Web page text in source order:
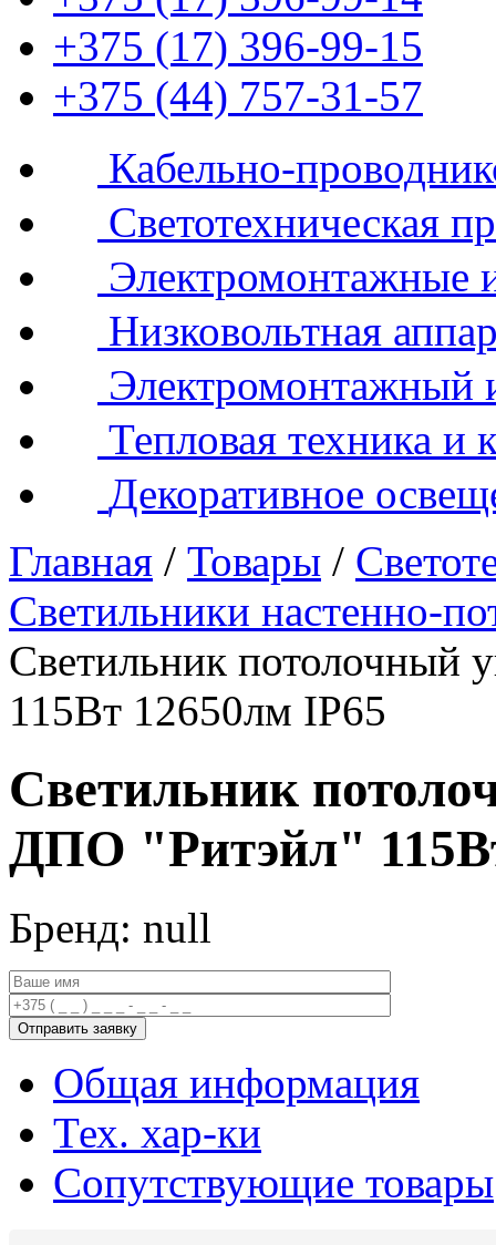
+375 (17) 396-99-15
+375 (44) 757-31-57
Кабельно-
Светотехническая
Электромонтажные
Низковольтная
Электромонтажный
Тепловая техника и
Декоративное
Главная / Товары /
Светильники настенно-
Светильник потолочный
115Вт 12650лм IP65
Светильник
ДПО "Ритэйл"
Бренд: null
Общая информация
Тех. хар-ки
Сопутствующие товары